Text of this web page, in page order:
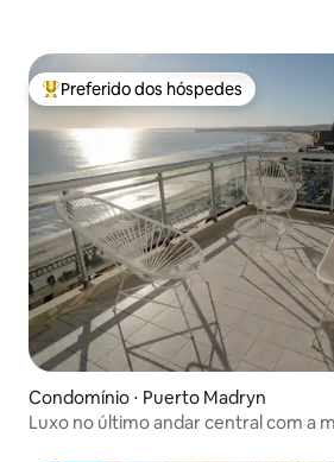
Entre os melhores preferidos dos
Preferido dos hóspedes
Condomínio ⋅ Puerto Madryn
Luxo no último andar central com a